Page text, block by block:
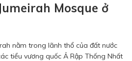
Mosque ở
nằm trong lãnh thổ của đất nước
tiểu vương quốc Ả Rập Thống Nhất